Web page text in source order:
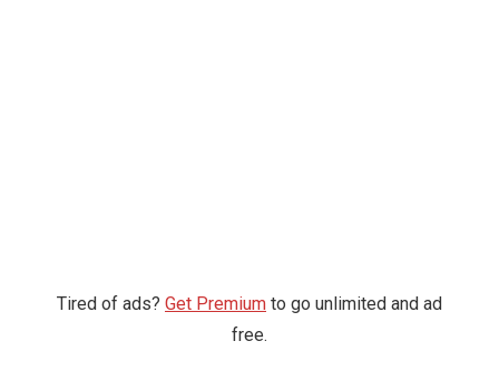
Tired of ads? Get Premium to go unlimited and ad
free.